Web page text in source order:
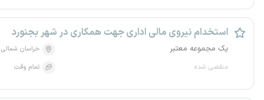
استخدام نیروی مالی اداری جهت همکاری در شهر بجنورد
یک مجموعه معتبر
منقضی شده
خراسان شمالی
تمام وقت